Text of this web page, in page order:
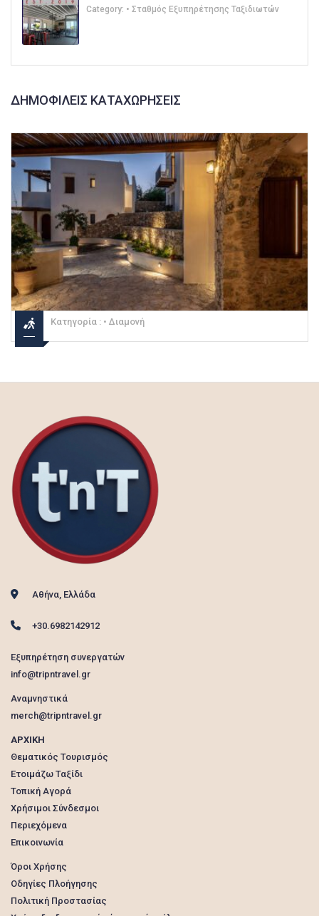
Category: • Σταθμός Εξυπηρέτησης Ταξιδιωτών
ΔΗΜΟΦΙΛΕΊΣ ΚΑΤΑΧΩΡΉΣΕΙΣ
Κατηγορία : • Διαμονή
Αθήνα, Ελλάδα
+30.6982142912
Εξυπηρέτηση συνεργατών
info@tripntravel.gr
Αναμνηστικά
merch@tripntravel.gr
ΑΡΧΙΚΗ
Θεματικός Τουρισμός
Ετοιμάζω Ταξίδι
Τοπική Αγορά
Χρήσιμοι Σύνδεσμοι
Περιεχόμενα
Επικοινωνία
Όροι Χρήσης
Οδηγίες Πλοήγησης
Πολιτική Προστασίας